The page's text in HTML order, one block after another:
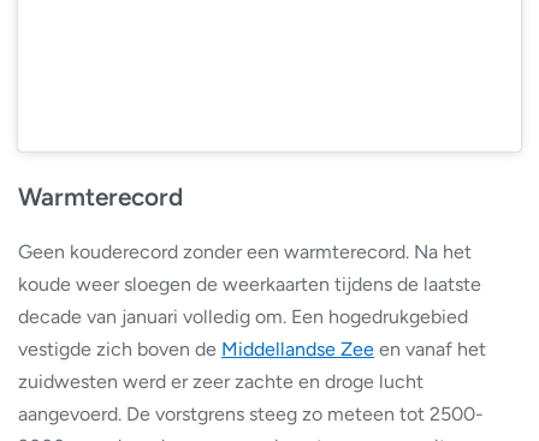
Warmterecord
Geen kouderecord zonder een warmterecord. Na het
koude weer sloegen de weerkaarten tijdens de laatste
decade van januari volledig om. Een hogedrukgebied
vestigde zich boven de Middellandse Zee en vanaf het
zuidwesten werd er zeer zachte en droge lucht
aangevoerd. De vorstgrens steeg zo meteen tot 2500-